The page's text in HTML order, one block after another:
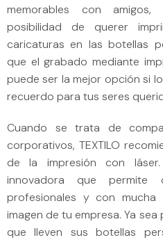
memorables con
posibilidad de querer
caricaturas en las botellas
que el grabado mediante
puede ser la mejor opción si
recuerdo para tus seres
Cuando se trata de
corporativos, TEXTILO
de la impresión con
innovadora que permite
profesionales y con
imagen de tu empresa. Ya
que lleven sus botellas